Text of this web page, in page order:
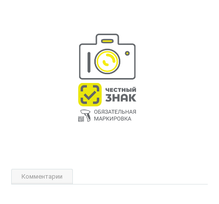
Комментарии